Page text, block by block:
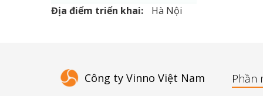
Địa điểm triển khai: Hà Nội
Công ty Vinno Việt Nam Phần